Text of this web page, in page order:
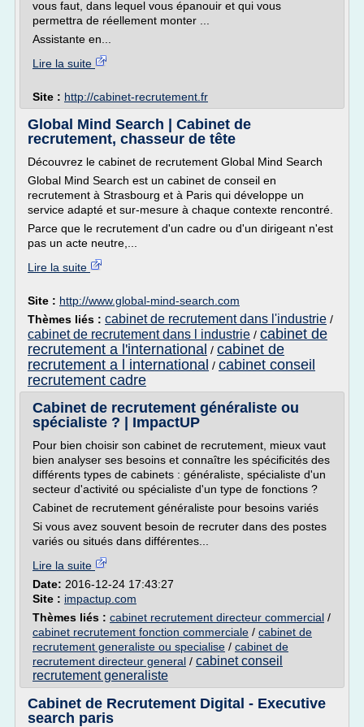
vous faut, dans lequel vous épanouir et qui vous
permettra de réellement monter ...
Assistante en...
Lire la suite
Site : http://cabinet-recrutement.fr
Global Mind Search | Cabinet de
recrutement, chasseur de tête
Découvrez le cabinet de recrutement Global Mind Search
Global Mind Search est un cabinet de conseil en
recrutement à Strasbourg et à Paris qui développe un
service adapté et sur-mesure à chaque contexte rencontré.
Parce que le recrutement d'un cadre ou d'un dirigeant n'est
pas un acte neutre,...
Lire la suite
Site : http://www.global-mind-search.com
Thèmes liés : cabinet de recrutement dans l'industrie /
cabinet de recrutement dans l industrie / cabinet de
recrutement a l'international / cabinet de
recrutement a l international / cabinet conseil
recrutement cadre
Cabinet de recrutement généraliste ou
spécialiste ? | ImpactUP
Pour bien choisir son cabinet de recrutement, mieux vaut
bien analyser ses besoins et connaître les spécificités des
différents types de cabinets : généraliste, spécialiste d'un
secteur d'activité ou spécialiste d'un type de fonctions ?
Cabinet de recrutement généraliste pour besoins variés
Si vous avez souvent besoin de recruter dans des postes
variés ou situés dans différentes...
Lire la suite
Date: 2016-12-24 17:43:27
Site : impactup.com
Thèmes liés : cabinet recrutement directeur commercial /
cabinet recrutement fonction commerciale / cabinet de
recrutement generaliste ou specialise / cabinet de
recrutement directeur general / cabinet conseil
recrutement generaliste
Cabinet de Recrutement Digital - Executive
search paris